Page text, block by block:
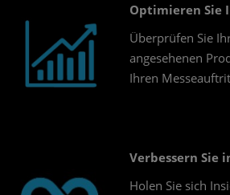
Optimieren Sie
Überprüfen Sie
angesehenen
Ihren
Verbessern Sie
Holen Sie sich